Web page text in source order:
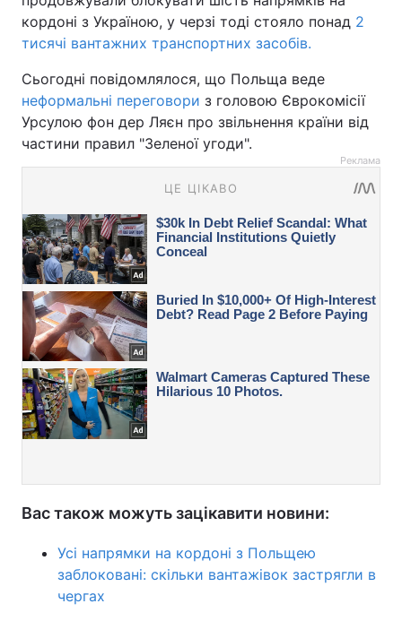
кордоні з Україною, у черзі тоді стояло понад 2
тисячі вантажних транспортних засобів.
Сьогодні повідомлялося, що Польща веде
неформальні переговори з головою Єврокомісії
Урсулою фон дер Ляєн про звільнення країни від
частини правил "Зеленої угоди".
Реклама
Вас також можуть зацікавити новини:
Усі напрямки на кордоні з Польщею
заблоковані: скільки вантажівок застрягли в
чергах